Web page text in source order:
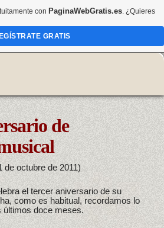
de
de octubre de 2011)
el tercer aniversario de su
como es habitual, recordamos lo
últimos doce meses.
con PaginaWebGratis.es. ¿Quieres
GRATIS